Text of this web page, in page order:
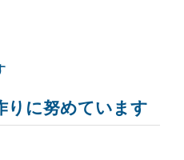
に努めています